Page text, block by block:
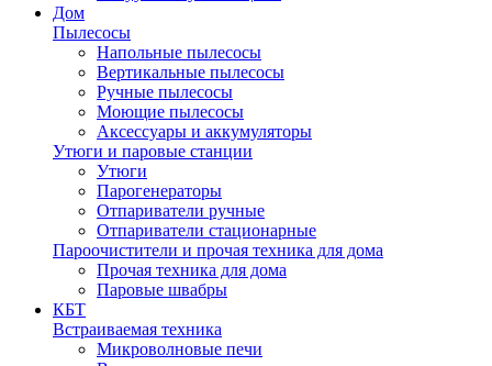
Дом
Пылесосы
Напольные пылесосы
Вертикальные пылесосы
Ручные пылесосы
Моющие пылесосы
Аксессуары и аккумуляторы
Утюги и паровые станции
Утюги
Парогенераторы
Отпариватели ручные
Отпариватели стационарные
Пароочистители и прочая техника для дома
Прочая техника для дома
Паровые швабры
КБТ
Встраиваемая техника
Микроволновые печи